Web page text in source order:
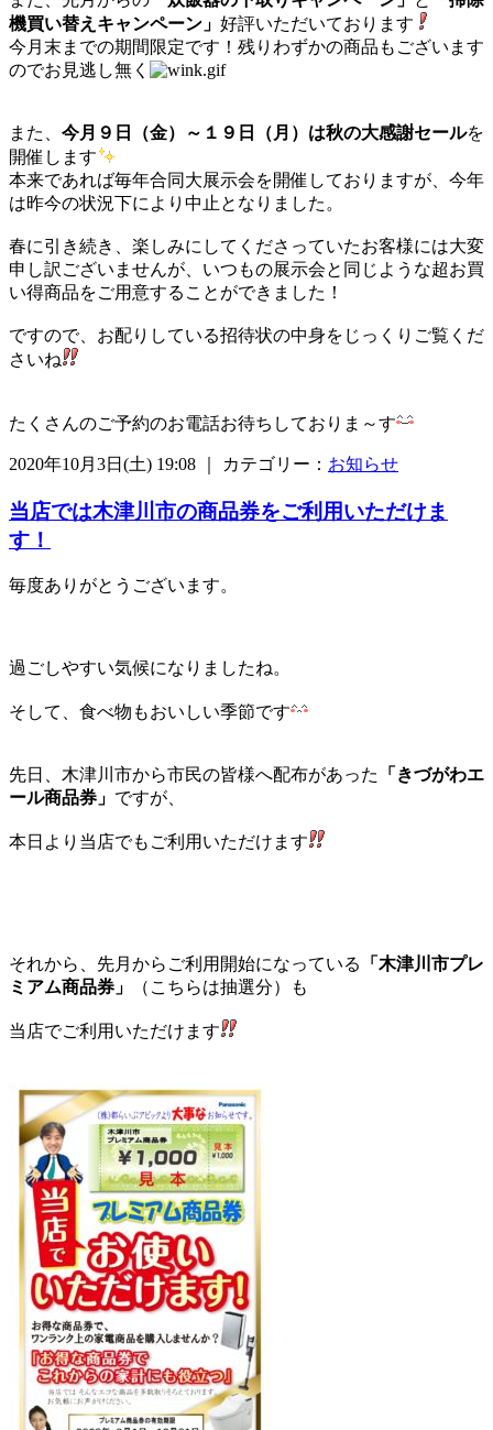
機買い替えキャンペーン」 好評いただいております
今月末までの期間限定です！残りわずかの商品もございます
のでお見逃し無く
また、 今月９日（金）～１９日（月）は秋の大感謝セールを
開催します
本来であれば毎年合同大展示会を開催しておりますが、今年
は昨今の状況下により中止となりました。
春に引き続き、楽しみにしてくださっていたお客様には大変
申し訳ございませんが、いつもの展示会と同じような超お買
い得商品をご用意することができました！
ですので、お配りしている招待状の中身をじっくりご覧くだ
さいね
たくさんのご予約のお電話お待ちしておりま～す
2020年10月3日(土) 19:08 ｜ カテゴリー： お知らせ
当店では木津川市の商品券をご利用いただけま
す！
毎度ありがとうございます。
過ごしやすい気候になりましたね。
そして、食べ物もおいしい季節です
先日、木津川市から市民の皆様へ配布があった
「きづがわエ
ール商品券」 ですが、
本日より当店でもご利用いただけます
それから、先月からご利用開始になっている
「木津川市プレ
ミアム商品券」
（こちらは抽選分）も
当店でご利用いただけます